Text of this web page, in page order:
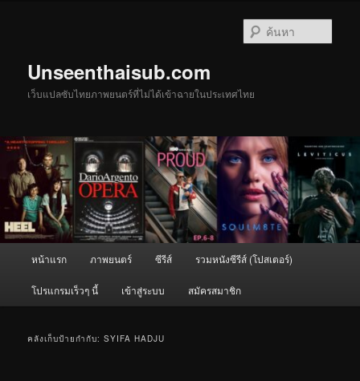
Unseenthaisub.com
เว็บแปลซับไทยภาพยนตร์ที่ไม่ได้เข้าฉายในประเทศไทย
หน้าแรก ภาพยนตร์ ซีรีส์ รวมหนังซีรีส์ (โปสเตอร์)
โปรแกรมเร็วๆ นี้ เข้าสู่ระบบ สมัครสมาชิก
คลังเก็บป้ายกำกับ:SYIFA HADJU